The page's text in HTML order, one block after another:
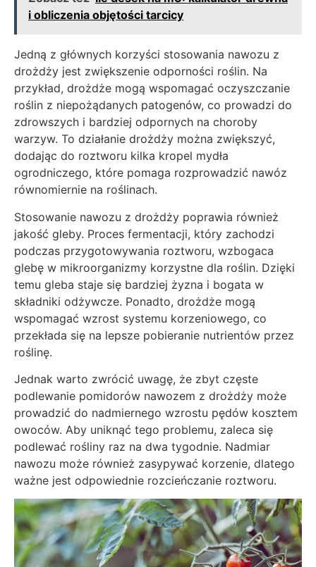
i obliczenia objętości tarcicy
Jedną z głównych korzyści stosowania nawozu z
drożdży jest zwiększenie odporności roślin. Na
przykład, drożdże mogą wspomagać oczyszczanie
roślin z niepożądanych patogenów, co prowadzi do
zdrowszych i bardziej odpornych na choroby
warzyw. To działanie drożdży można zwiększyć,
dodając do roztworu kilka kropel mydła
ogrodniczego, które pomaga rozprowadzić nawóz
równomiernie na roślinach.
Stosowanie nawozu z drożdży poprawia również
jakość gleby. Proces fermentacji, który zachodzi
podczas przygotowywania roztworu, wzbogaca
glebę w mikroorganizmy korzystne dla roślin. Dzięki
temu gleba staje się bardziej żyzna i bogata w
składniki odżywcze. Ponadto, drożdże mogą
wspomagać wzrost systemu korzeniowego, co
przekłada się na lepsze pobieranie nutrientów przez
roślinę.
Jednak warto zwrócić uwagę, że zbyt częste
podlewanie pomidorów nawozem z drożdży może
prowadzić do nadmiernego wzrostu pędów kosztem
owoców. Aby uniknąć tego problemu, zaleca się
podlewać rośliny raz na dwa tygodnie. Nadmiar
nawozu może również zasypywać korzenie, dlatego
ważne jest odpowiednie rozcieńczanie roztworu.